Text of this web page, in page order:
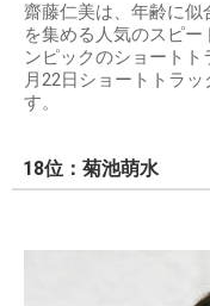
齋藤仁美は、年齢に似
を集める人気のスピー
ンピックのショート
月22日ショートトラ
す。
18位：菊池萌水